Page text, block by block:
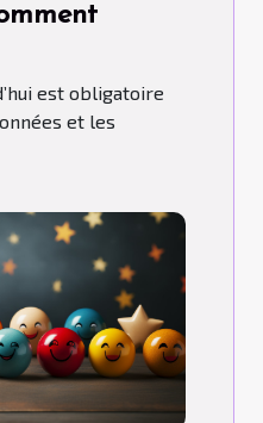
est obligatoire
et les